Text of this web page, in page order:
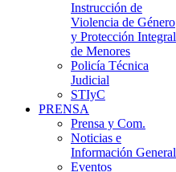
Instrucción de
Violencia de Género
y Protección Integral
de Menores
Policía Técnica
Judicial
STIyC
PRENSA
Prensa y Com.
Noticias e
Información General
Eventos